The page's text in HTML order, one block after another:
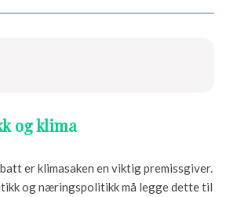
og klima
er klimasaken en viktig premissgiver.
og næringspolitikk må legge dette til